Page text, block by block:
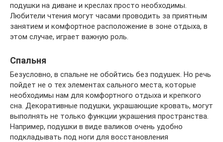
подушки на диване и креслах просто необходимы.
Любители чтения могут часами проводить за приятным
занятием и комфортное расположение в зоне отдыха, в
этом случае, играет важную роль.
Спальня
Безусловно, в спальне не обойтись без подушек. Но речь
пойдет не о тех элементах сального места, которые
необходимы нам для комфортного отдыха и крепкого
сна. Декоративные подушки, украшающие кровать, могут
выполнять не только функции украшения пространства.
Например, подушки в виде валиков очень удобно
подкладывать под ноги для восстановления